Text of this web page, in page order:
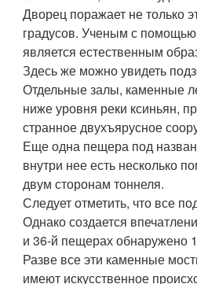
Дворец поражает не только
градусов. Ученым с помощью
является естественным
Здесь же можно увидеть
Отдельные залы, каменные
ниже уровня реки ксиньян,
странное двухъярусное
Еще одна пещера под
внутри нее есть несколько
двум сторонам тоннеля.
Следует отметить, что все
Однако создается
и 36-й пещерах обнаружено
Разве все эти каменные
имеют искусственное